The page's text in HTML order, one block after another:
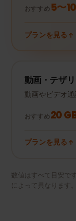
おすすめ 5〜
プランを見る
動画・テザ
動画やビデオ通
おすすめ20
プランを見る
数値はすべて目安で
によって異なります。